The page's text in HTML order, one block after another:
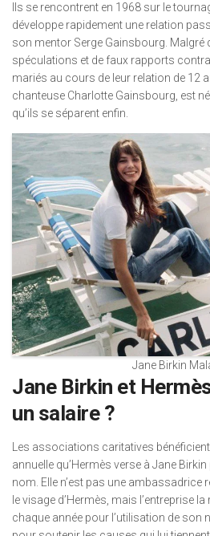
Ils se rencontrent en 1968 sur le
développe rapidement une relation
son mentor Serge Gainsbourg. Malgré
spéculations et de faux rapports
mariés au cours de leur relation de 12
chanteuse Charlotte Gainsbourg, est
qu’ils se séparent enfin.
Jane Birkin
Jane Birkin et
un salaire ?
Les associations caritatives
annuelle qu’Hermès verse à Jane
nom. Elle n’est pas une ambassadrice
le visage d’Hermès, mais l’entreprise
chaque année pour l’utilisation de son